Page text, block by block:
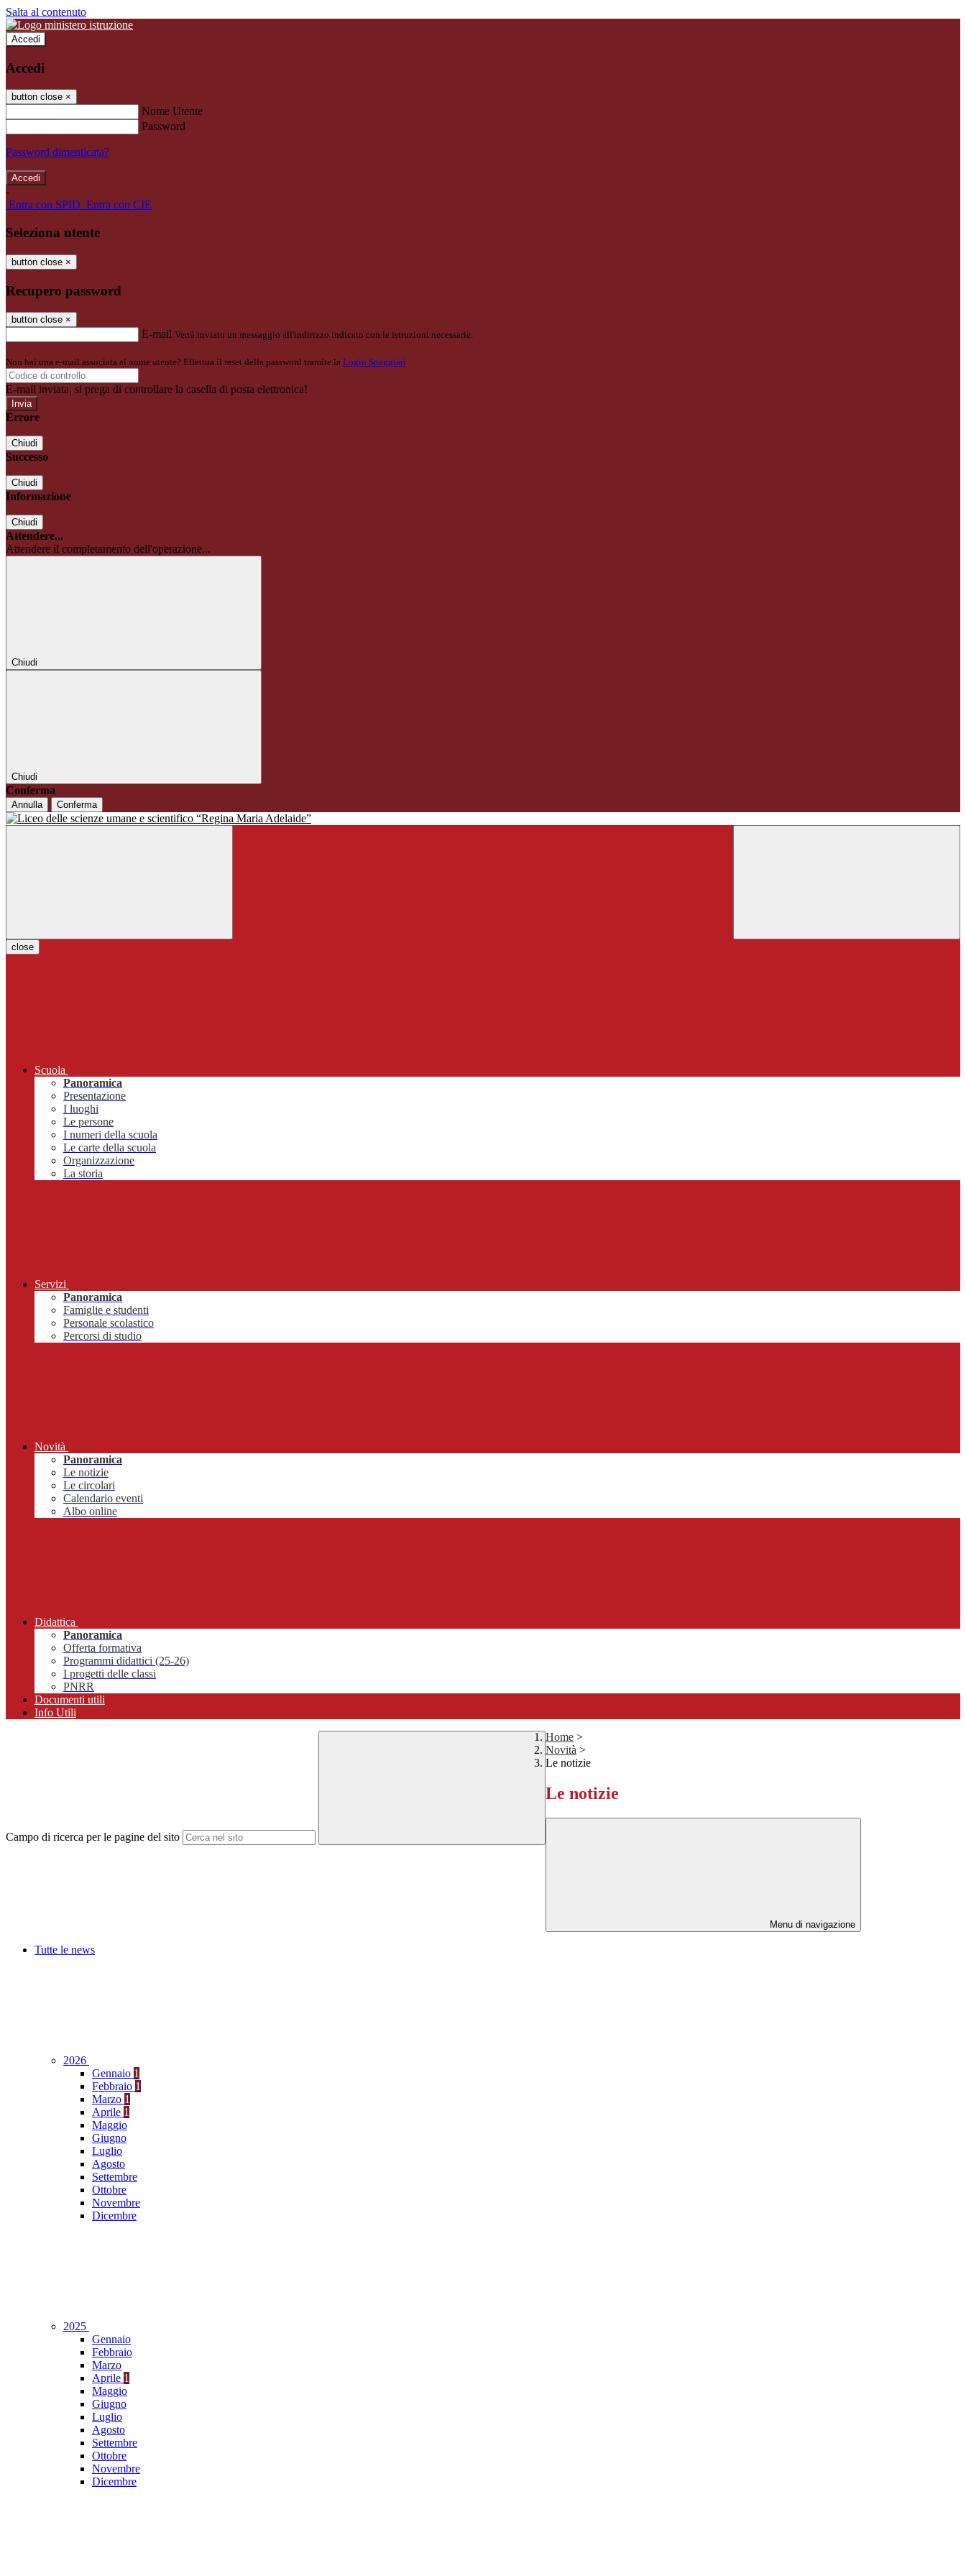
Salta al contenuto
Accedi
Accedi
button close ×
Nome Utente
Password
Password dimenticata?
-
Entra con SPID Entra con CIE
Seleziona utente
button close ×
Recupero password
button close ×
E-mail Verrà inviato un messaggio all'indirizzo indicato con le istruzioni necessarie.
Non hai una e-mail associata al nome utente? Effettua il reset della password tramite la Login Spaggiari
E-mail inviata, si prega di controllare la casella di posta elettronica!
Errore
Chiudi
Successo
Chiudi
Informazione
Chiudi
Attendere...
Attendere il completamento dell'operazione...
Chiudi
Chiudi
Conferma
Annulla Conferma
close
Scuola
Panoramica
Presentazione
I luoghi
Le persone
I numeri della scuola
Le carte della scuola
Organizzazione
La storia
Servizi
Panoramica
Famiglie e studenti
Personale scolastico
Percorsi di studio
Novità
Panoramica
Le notizie
Le circolari
Calendario eventi
Albo online
Didattica
Panoramica
Offerta formativa
Programmi didattici (25-26)
I progetti delle classi
PNRR
Documenti utili
Info Utili
Campo di ricerca per le pagine del sito
Home >
Novità >
Le notizie
Le notizie
Menu di navigazione
Tutte le news
2026
Gennaio 1
Febbraio 1
Marzo 1
Aprile 1
Maggio
Giugno
Luglio
Agosto
Settembre
Ottobre
Novembre
Dicembre
2025
Gennaio
Febbraio
Marzo
Aprile 1
Maggio
Giugno
Luglio
Agosto
Settembre
Ottobre
Novembre
Dicembre